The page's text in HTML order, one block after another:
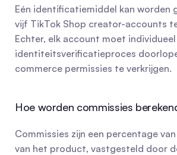
Eén identificatiemiddel kan worden
vijf TikTok Shop creator-accounts
Echter, elk account moet
identiteitsverificatieproces
commerce permissies te verkrijgen.
Hoe worden commissies
Commissies zijn een percentage
van het product, vastgesteld door